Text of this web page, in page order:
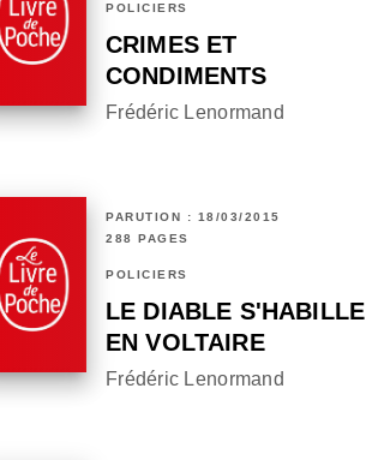
POLICIERS
CRIMES ET
CONDIMENTS
Frédéric Lenormand
PARUTION : 18/03/2015
288 PAGES
POLICIERS
LE DIABLE S'HABILLE
EN VOLTAIRE
Frédéric Lenormand